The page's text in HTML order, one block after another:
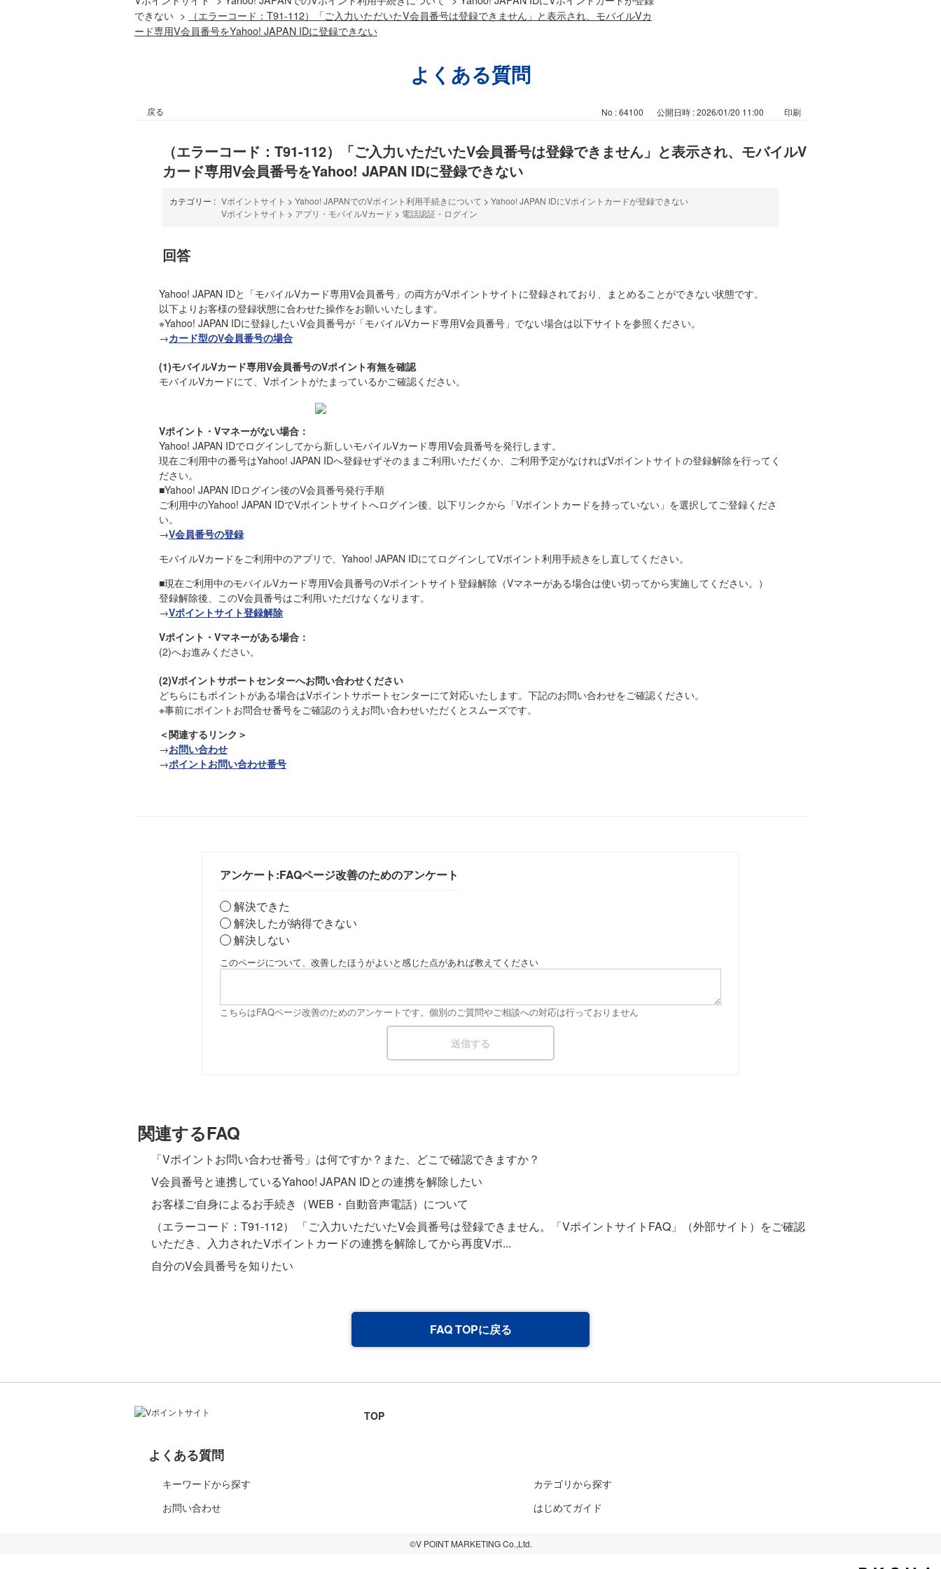
できない >
（エラーコード：T91-112）「ご入力いただいたV会員番号は登録できません」と表示され、モバイルVカ
ード専用V会員番号をYahoo! JAPAN IDに登録できない
よくある質問
戻る No : 64100 公開日時 : 2026/01/20 11:00 印刷
（エラーコード：T91-112）「ご入力いただいたV会員番号は登録できません」と表示され、モバイルV
カード専用V会員番号をYahoo! JAPAN IDに登録できない
カテゴリー : Vポイントサイト > Yahoo! JAPANでのVポイント利用手続きについて > Yahoo! JAPAN IDにVポイントカードが登録できない
Vポイントサイト > アプリ・モバイルVカード > 電話認証・ログイン
回答
Yahoo! JAPAN IDと「モバイルVカード専用V会員番号」の両方がVポイントサイトに登録されており、まとめることができない状態です。
以下よりお客様の登録状態に合わせた操作をお願いいたします。
※Yahoo! JAPAN IDに登録したいV会員番号が「モバイルVカード専用V会員番号」でない場合は以下サイトを参照ください。
→カード型のV会員番号の場合
(1)モバイルVカード専用V会員番号のVポイント有無を確認
モバイルVカードにて、Vポイントがたまっているかご確認ください。
Vポイント・Vマネーがない場合：
Yahoo! JAPAN IDでログインしてから新しいモバイルVカード専用V会員番号を発行します。
現在ご利用中の番号はYahoo! JAPAN IDへ登録せずそのままご利用いただくか、ご利用予定がなければVポイントサイトの登録解除を行ってく
ださい。
■Yahoo! JAPAN IDログイン後のV会員番号発行手順
ご利用中のYahoo! JAPAN IDでVポイントサイトへログイン後、以下リンクから「Vポイントカードを持っていない」を選択してご登録くださ
い。
→V会員番号の登録
モバイルVカードをご利用中のアプリで、Yahoo! JAPAN IDにてログインしてVポイント利用手続きをし直してください。
■現在ご利用中のモバイルVカード専用V会員番号のVポイントサイト登録解除（Vマネーがある場合は使い切ってから実施してください。）
登録解除後、このV会員番号はご利用いただけなくなります。
→Vポイントサイト登録解除
Vポイント・Vマネーがある場合：
(2)へお進みください。
(2)Vポイントサポートセンターへお問い合わせください
どちらにもポイントがある場合はVポイントサポートセンターにて対応いたします。下記のお問い合わせをご確認ください。
※事前にポイントお問合せ番号をご確認のうえお問い合わせいただくとスムーズです。
＜関連するリンク＞
→お問い合わせ
→ポイントお問い合わせ番号
アンケート:FAQページ改善のためのアンケート
解決できた
解決したが納得できない
解決しない
このページについて、改善したほうがよいと感じた点があれば教えてください
こちらはFAQページ改善のためのアンケートです。個別のご質問やご相談への対応は行っておりません
関連するFAQ
「Vポイントお問い合わせ番号」は何ですか？また、どこで確認できますか？
V会員番号と連携しているYahoo! JAPAN IDとの連携を解除したい
お客様ご自身によるお手続き（WEB・自動音声電話）について
（エラーコード：T91-112） 「ご入力いただいたV会員番号は登録できません。「VポイントサイトFAQ」（外部サイト）をご確認
いただき、入力されたVポイントカードの連携を解除してから再度Vポ...
自分のV会員番号を知りたい
FAQ TOPに戻る
TOP
よくある質問
キーワードから探す
カテゴリから探す
お問い合わせ
はじめてガイド
©V POINT MARKETING Co.,Ltd.